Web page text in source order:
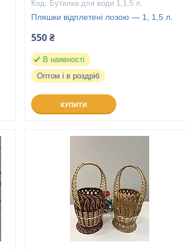
Бутилка для води 1,1,5 л.
Пляшки відплетені лозою — 1, 1,5 л.
550 ₴
В наявності
Оптом і в роздріб
КУПИТИ